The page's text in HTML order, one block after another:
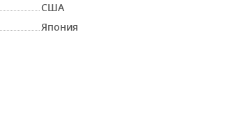
США
Япония